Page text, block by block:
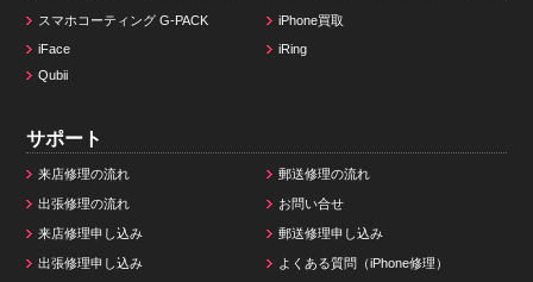
スマホコーティング G-PACK
iPhone買取
iFace
iRing
Qubii
サポート
来店修理の流れ 郵送修理の流れ
出張修理の流れ お問い合せ
来店修理申し込み 郵送修理申し込み
出張修理申し込み よくある質問（iPhone修理）